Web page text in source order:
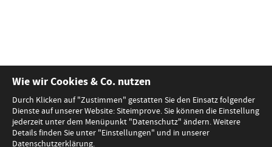
Wie wir Cookies & Co. nutzen
Durch Klicken auf "Zustimmen" gestatten Sie den Einsatz folgender
Dienste auf unserer Website: Siteimprove. Sie können die Einstellung
jederzeit unter dem Menüpunkt "Datenschutz" ändern. Weitere
Details finden Sie unter "Einstellungen" und in unserer
Datenschutzerklärung.